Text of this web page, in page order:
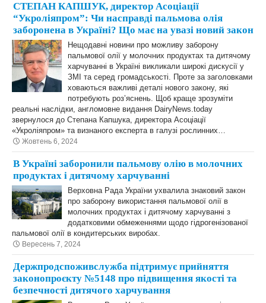
СТЕПАН КАПШУК, директор Асоціації
“Укроліяпром”: Чи насправді пальмова олія
заборонена в Україні? Що має на увазі новий закон
Нещодавні новини про можливу заборону
пальмової олії у молочних продуктах та дитячому
харчуванні в Україні викликали широкі дискусії у
ЗМІ та серед громадськості. Проте за заголовками
ховаються важливі деталі нового закону, які
потребують роз’яснень. Щоб краще зрозуміти
реальні наслідки, англомовне видання DairyNews.today
звернулося до Степана Капшука, директора Асоціації
«Укроліяпром» та визнаного експерта в галузі рослинних…
Жовтень 6, 2024
В Україні заборонили пальмову олію в молочних
продуктах і дитячому харчуванні
Верховна Рада України ухвалила знаковий закон
про заборону використання пальмової олії в
молочних продуктах і дитячому харчуванні з
додатковими обмеженнями щодо гідрогенізованої
пальмової олії в кондитерських виробах.
Вересень 7, 2024
Держпродспоживслужба підтримує прийняття
законопроєкту №5148 про підвищення якості та
безпечності дитячого харчування